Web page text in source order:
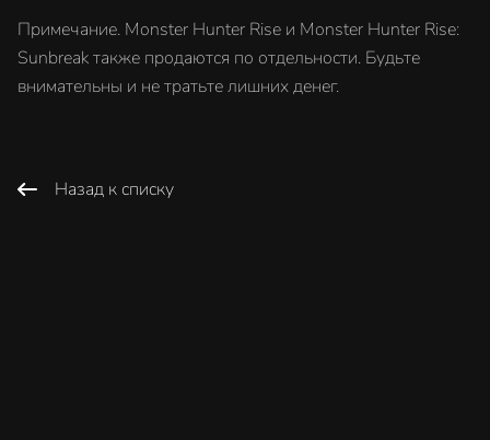
Примечание. Monster Hunter Rise и Monster Hunter Rise:
Sunbreak также продаются по отдельности. Будьте
внимательны и не тратьте лишних денег.
Назад к списку